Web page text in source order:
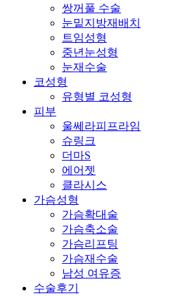
쌍꺼풀 수술
눈밑지방재배치
트임성형
중년눈성형
눈재수술
코성형
유형별 코성형
피부
울쎄라피프라임
슈링크
더마S
에어젯
클라시스
가슴성형
가슴확대술
가슴축소술
가슴리프팅
가슴재수술
남성 여유증
수술후기